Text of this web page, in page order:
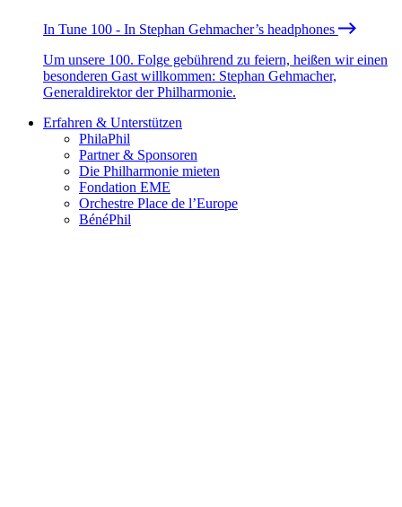
In Tune 100 - In Stephan Gehmacher’s headphones
Um unsere 100. Folge gebührend zu feiern, heißen wir einen
besonderen Gast willkommen: Stephan Gehmacher,
Generaldirektor der Philharmonie.
Erfahren & Unterstützen
PhilaPhil
Partner & Sponsoren
Die Philharmonie mieten
Fondation EME
Orchestre Place de l’Europe
BénéPhil